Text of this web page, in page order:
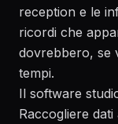
reception e le
ricordi che
dovrebbero, se
tempi.
Il software
Raccogliere